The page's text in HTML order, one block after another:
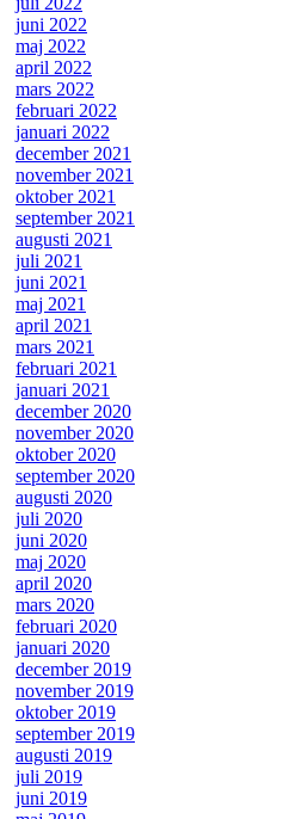
juni 2022
maj 2022
april 2022
mars 2022
februari 2022
januari 2022
december 2021
november 2021
oktober 2021
september 2021
augusti 2021
juli 2021
juni 2021
maj 2021
april 2021
mars 2021
februari 2021
januari 2021
december 2020
november 2020
oktober 2020
september 2020
augusti 2020
juli 2020
juni 2020
maj 2020
april 2020
mars 2020
februari 2020
januari 2020
december 2019
november 2019
oktober 2019
september 2019
augusti 2019
juli 2019
juni 2019